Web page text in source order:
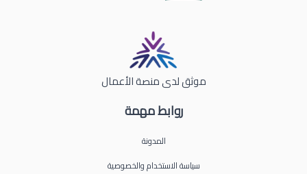
روابط مهمة
المدونة
سياسة الاستخدام والخصوصية
موثق لدى منصة الأعمال